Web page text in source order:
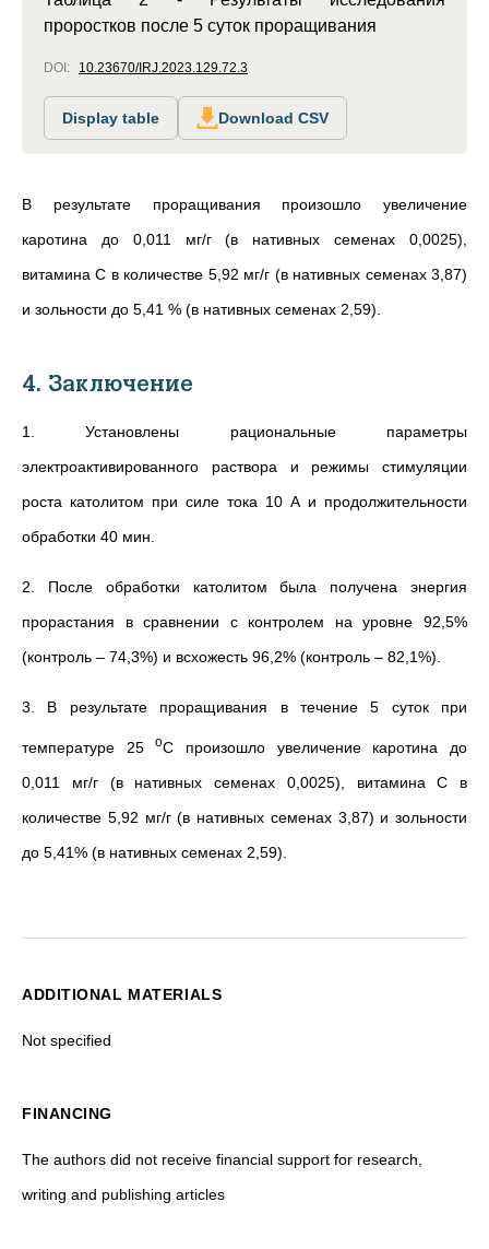
проростков после 5 суток проращивания
DOI: 10.23670/IRJ.2023.129.72.3
Display table Download CSV
В результате проращивания произошло увеличение
каротина до 0,011 мг/г (в нативных семенах 0,0025),
витамина С в количестве 5,92 мг/г (в нативных семенах 3,87)
и зольности до 5,41 % (в нативных семенах 2,59).
4. Заключение
1. Установлены рациональные параметры
электроактивированного раствора и режимы стимуляции
роста католитом при силе тока 10 А и продолжительности
обработки 40 мин.
2. После обработки католитом была получена энергия
прорастания в сравнении с контролем на уровне 92,5%
(контроль – 74,3%) и всхожесть 96,2% (контроль – 82,1%).
3. В результате проращивания в течение 5 суток при
температуре 25оС произошло увеличение каротина до
0,011 мг/г (в нативных семенах 0,0025), витамина С в
количестве 5,92 мг/г (в нативных семенах 3,87) и зольности
до 5,41% (в нативных семенах 2,59).
ADDITIONAL MATERIALS
Not specified
FINANCING
The authors did not receive financial support for research,
writing and publishing articles